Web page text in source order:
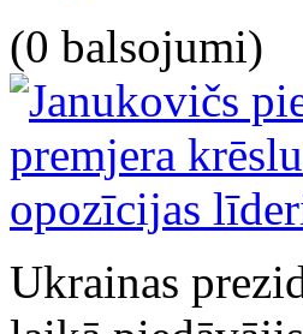
(0 balsojumi)
Ukrainas